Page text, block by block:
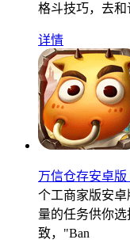
格斗技巧，去和
详情
万信仓存安卓版
个工商家版安
量的任务供你
致，"Ban